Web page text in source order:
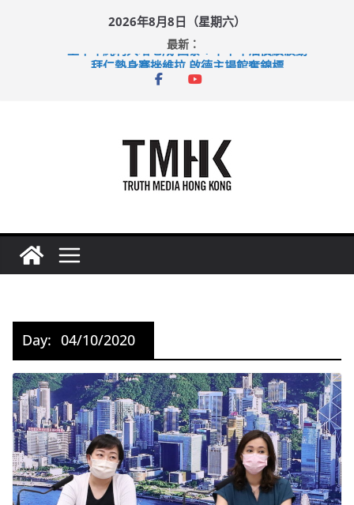
2026年8月8日（星期六）
最新：
上半年純利大增七成 國泰：下半年油價續波動
拜仁熱身賽挫維拉 啟德主場館奪錦標
性罪行修例獲九成支持 鄧炳強：爭取今屆任期內完成立法
Day: 04/10/2020